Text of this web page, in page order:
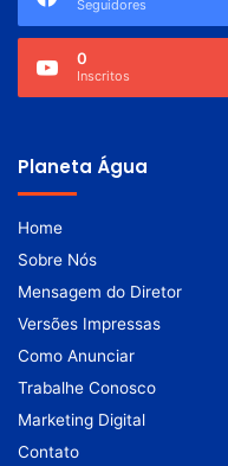
Seguidores
0
Inscritos
Planeta Água
Home
Sobre Nós
Mensagem do Diretor
Versões Impressas
Como Anunciar
Trabalhe Conosco
Marketing Digital
Contato